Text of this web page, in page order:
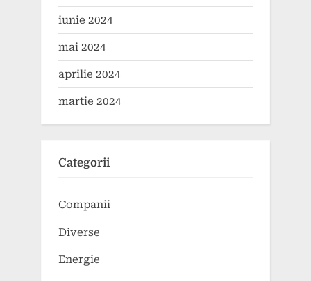
iunie 2024
mai 2024
aprilie 2024
martie 2024
Categorii
Companii
Diverse
Energie